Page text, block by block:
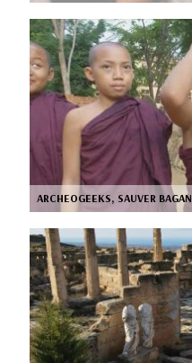
ARCHEOGEEKS, SAUVER BAGAN